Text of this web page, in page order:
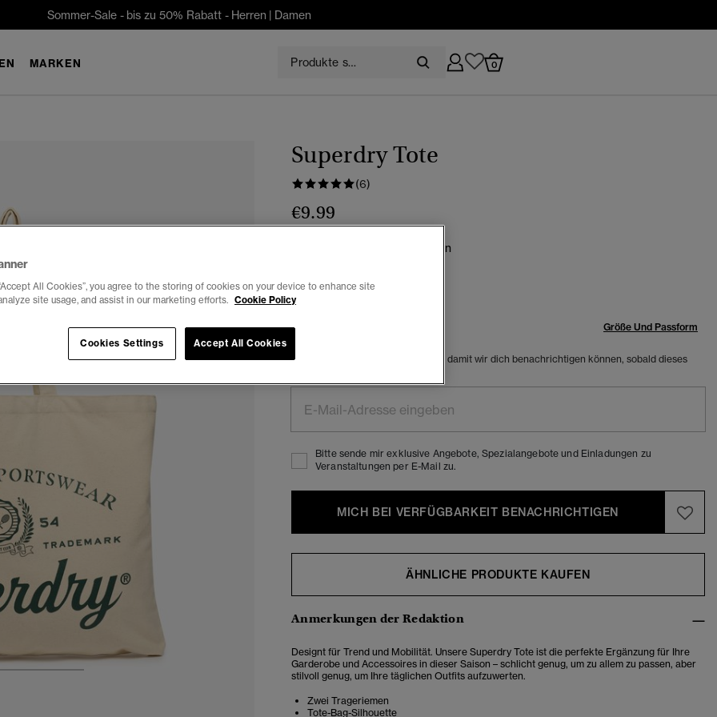
Sommer-Sale - bis zu 50% Rabatt - Herren | Damen
MARKEN 0
Superdry Tote
(6)
€9.99
naturbraun/emaillegrün
Auswählen Größe: Größe Und Passform
Bitte gib deine E-Mail-Adresse ein, damit wir dich benachrichtigen können, sobald dieses
Bitte sende mir exklusive Angebote, Spezialangebote und Einladungen zu
Veranstaltungen per E-Mail zu.
MICH BEI VERFÜGBARKEIT BENACHRICHTIGEN
ÄHNLICHE PRODUKTE KAUFEN
Anmerkungen der Redaktion
Designt für Trend und Mobilität. Unsere Superdry Tote ist die perfekte Ergänzung für Ihre
Garderobe und Accessoires in dieser Saison – schlicht genug, um zu allem zu passen, aber
stilvoll genug, um Ihre täglichen Outfits aufzuwerten.
Zwei Trageriemen
Tote-Bag-Silhouette
All Cookies”, you agree to the storing of cookies on your device to enhance site
site usage, and assist in our marketing efforts. Cookie Policy
Accept All Cookies
Cookies Settings